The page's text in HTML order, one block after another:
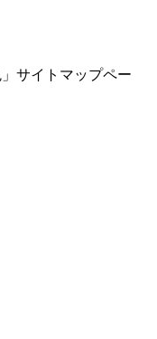
サイトマップペー